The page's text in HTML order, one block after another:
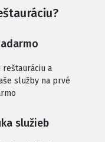
reštauráciu a
služby na prvé
služieb